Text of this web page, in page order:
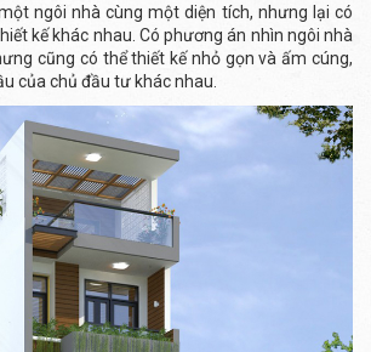
ngôi nhà cùng một diện tích, nhưng lại có
kế khác nhau. Có phương án nhìn ngôi nhà
cũng có thể thiết kế nhỏ gọn và ấm cúng,
của chủ đầu tư khác nhau.